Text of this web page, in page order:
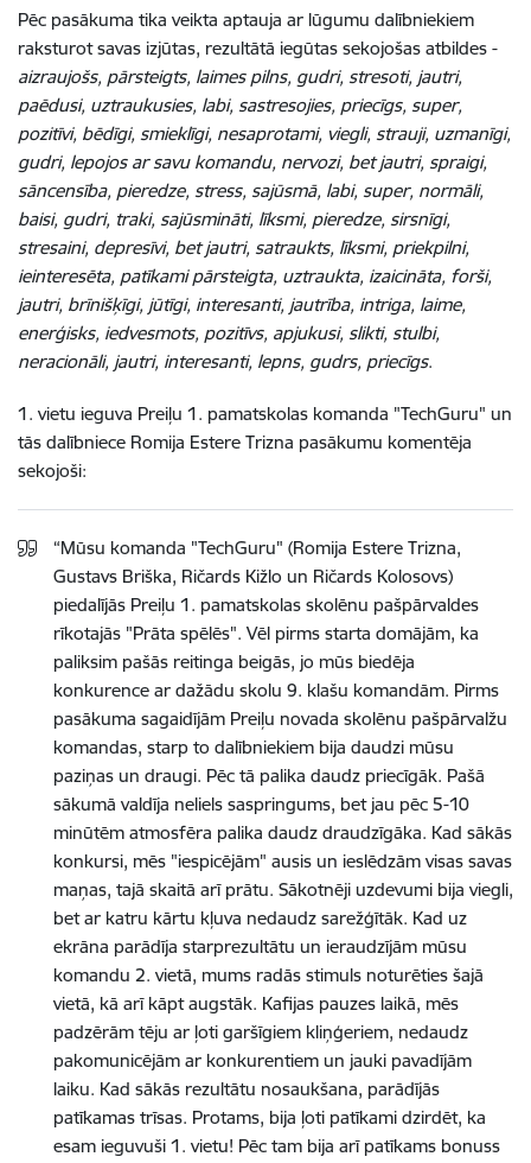
Pēc pasākuma tika veikta aptauja ar lūgumu dalībniekiem
raksturot savas izjūtas, rezultātā iegūtas sekojošas atbildes -
aizraujošs, pārsteigts, laimes pilns, gudri, stresoti, jautri,
paēdusi, uztraukusies, labi, sastresojies, priecīgs, super,
pozitīvi, bēdīgi, smieklīgi, nesaprotami, viegli, strauji, uzmanīgi,
gudri, lepojos ar savu komandu, nervozi, bet jautri, spraigi,
sāncensība, pieredze, stress, sajūsmā, labi, super, normāli,
baisi, gudri, traki, sajūsmināti, līksmi, pieredze, sirsnīgi,
stresaini, depresīvi, bet jautri, satraukts, līksmi, priekpilni,
ieinteresēta, patīkami pārsteigta, uztraukta, izaicināta, forši,
jautri, brīnišķīgi, jūtīgi, interesanti, jautrība, intriga, laime,
enerģisks, iedvesmots, pozitīvs, apjukusi, slikti, stulbi,
neracionāli, jautri, interesanti, lepns, gudrs, priecīgs.
1. vietu ieguva Preiļu 1. pamatskolas komanda "TechGuru" un
tās dalībniece Romija Estere Trizna pasākumu komentēja
sekojoši:
“Mūsu komanda "TechGuru" (Romija Estere Trizna,
Gustavs Briška, Ričards Kižlo un Ričards Kolosovs)
piedalījās Preiļu 1. pamatskolas skolēnu pašpārvaldes
rīkotajās "Prāta spēlēs". Vēl pirms starta domājām, ka
paliksim pašās reitinga beigās, jo mūs biedēja
konkurence ar dažādu skolu 9. klašu komandām. Pirms
pasākuma sagaidījām Preiļu novada skolēnu pašpārvalžu
komandas, starp to dalībniekiem bija daudzi mūsu
paziņas un draugi. Pēc tā palika daudz priecīgāk. Pašā
sākumā valdīja neliels saspringums, bet jau pēc 5-10
minūtēm atmosfēra palika daudz draudzīgāka. Kad sākās
konkursi, mēs "iespicējām" ausis un ieslēdzām visas savas
maņas, tajā skaitā arī prātu. Sākotnēji uzdevumi bija viegli,
bet ar katru kārtu kļuva nedaudz sarežģītāk. Kad uz
ekrāna parādīja starprezultātu un ieraudzījām mūsu
komandu 2. vietā, mums radās stimuls noturēties šajā
vietā, kā arī kāpt augstāk. Kafijas pauzes laikā, mēs
padzērām tēju ar ļoti garšīgiem kliņģeriem, nedaudz
pakomunicējām ar konkurentiem un jauki pavadījām
laiku. Kad sākās rezultātu nosaukšana, parādījās
patīkamas trīsas. Protams, bija ļoti patīkami dzirdēt, ka
esam ieguvuši 1. vietu! Pēc tam bija arī patīkams bonuss